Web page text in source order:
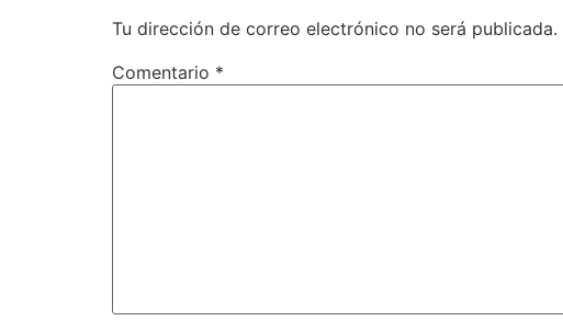
Tu dirección de correo electrónico no será publicada.
Comentario *